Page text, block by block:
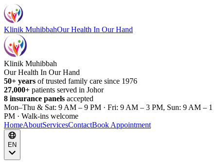
Klinik MuhibbahOur Health In Our Hand
Klinik Muhibbah
Our Health In Our Hand
50+ years of trusted family care since 1976
27,000+ patients served in Johor
8 insurance panels accepted
Mon–Thu & Sat: 9 AM – 9 PM · Fri: 9 AM – 3 PM, Sun: 9 AM – 1
PM · Walk-ins welcome
HomeAboutServicesContactBook Appointment
EN